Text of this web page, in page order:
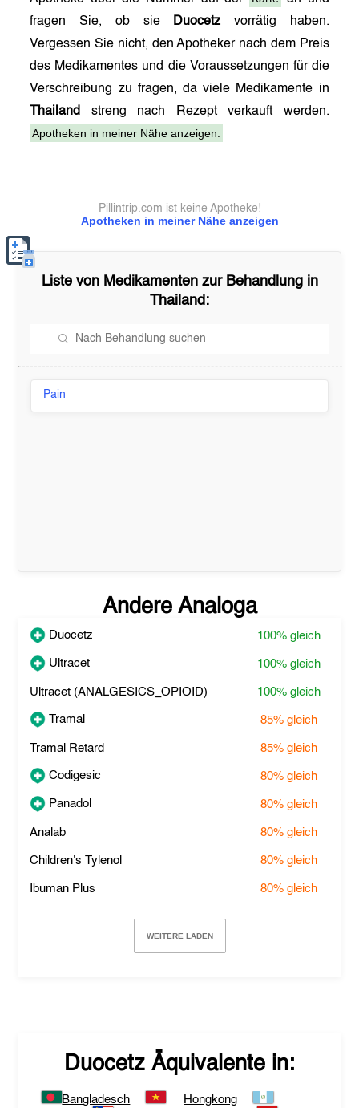
fragen Sie, ob sie
Duocetz vorrätig haben.
Vergessen Sie nicht, den Apotheker nach dem Preis
des Medikamentes und die Voraussetzungen für die
Verschreibung zu fragen, da viele Medikamente in
Thailand
streng nach Rezept verkauft werden.
Apotheken in meiner Nähe anzeigen.
Apotheken in meiner Nähe anzeigen
Pillintrip.com ist keine Apotheke!
Liste von Medikamenten zur Behandlung in
Thailand :
Pain
Andere Analoga
Duocetz 100% gleich
Ultracet 100% gleich
Ultracet (ANALGESICS_OPIOID) 100% gleich
Tramal 85% gleich
Tramal Retard 85% gleich
Codigesic 80% gleich
Panadol 80% gleich
Analab 80% gleich
Children's Tylenol 80% gleich
Ibuman Plus 80% gleich
WEITERE LADEN
Duocetz Äquivalente in:
Bangladesch
Hongkong